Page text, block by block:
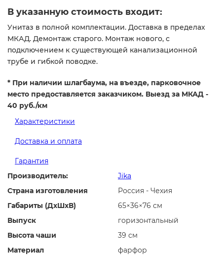
В указанную стоимость входит:
Унитаз в полной комплектации. Доставка в пределах
МКАД. Демонтаж старого. Монтаж нового, c
подключением к существующей канализационной
трубе и гибкой поводке.
* При наличии шлагбаума, на въезде, парковочное
место предоставляется заказчиком. Выезд за МКАД -
40 руб./км
Характеристики
Доставка и оплата
Гарантия
Производитель:
Jika
Страна изготовления
Россия - Чехия
Габариты (ДхШхВ)
65×36×76 см
Выпуск
горизонтальный
Высота чаши
39 см
Материал
фарфор